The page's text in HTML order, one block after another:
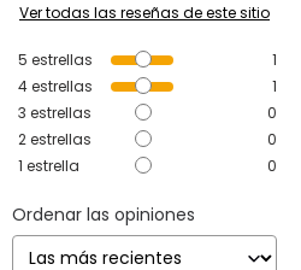
Ver todas las reseñas de este sitio
5 estrellas
1
4estrellas
1
3 estrellas
0
2estrellas
0
1 estrella 0
Ordenar las opiniones